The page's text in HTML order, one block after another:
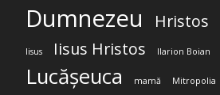
Dumnezeu Hristos
Iisus Iisus Hristos Ilarion Boian
Lucășeuca mamă Mitropolia